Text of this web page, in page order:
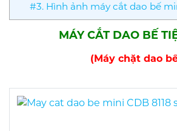
#3. Hình ảnh máy cắt dao bế
MÁY CẮT DAO BẾ
(Máy chặt dao